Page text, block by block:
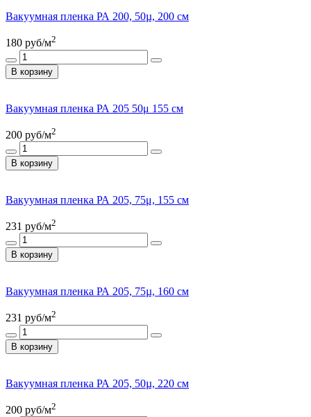
Вакуумная пленка РА 200, 50µ, 200 см
180 руб/м2
В корзину
Вакуумная пленка РА 205 50μ 155 см
200 руб/м2
В корзину
Вакуумная пленка РА 205, 75μ, 155 см
231 руб/м2
В корзину
Вакуумная пленка РА 205, 75µ, 160 см
231 руб/м2
В корзину
Вакуумная пленка РА 205, 50µ, 220 см
200 руб/м2